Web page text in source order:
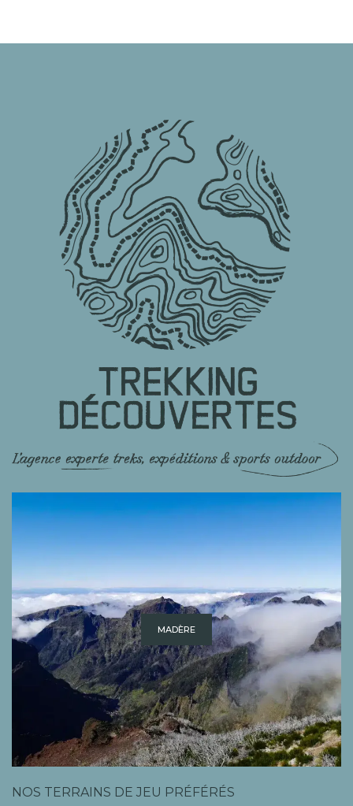
MADÈRE
NOS TERRAINS DE JEU PRÉFÉRÉS